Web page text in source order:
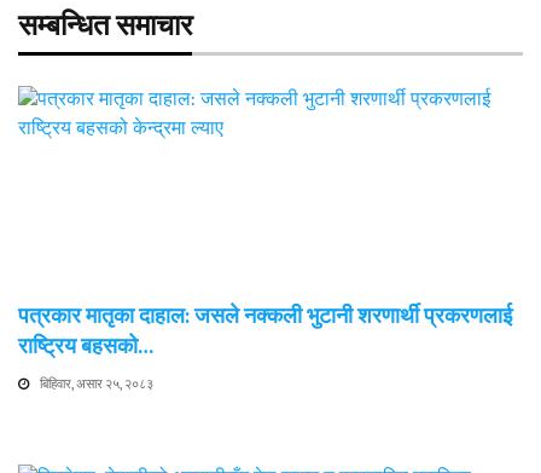
सम्बन्धित समाचार
पत्रकार मातृका दाहाल: जसले नक्कली भुटानी शरणार्थी प्रकरणलाई
राष्ट्रिय बहसको…
बिहिवार, असार २५, २०८३